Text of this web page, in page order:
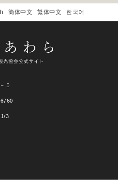
簡体中文 繁体中文 한국어
５
1/3